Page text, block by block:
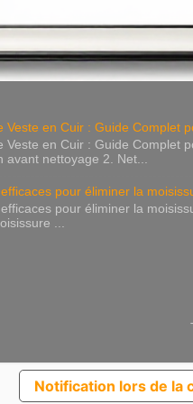
Veste en Cuir : Guide Complet
Veste en Cuir : Guide Complet
avant nettoyage 2. Net...
pour éliminer la
pour éliminer la
...
Notification lors de la